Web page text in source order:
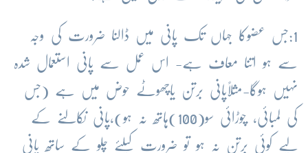
1:جس عضوکا جہاں تک پانی میں ڈالنا ضرورت کی وجہ
سے ہو اتنا معاف ہے- اس عمل سے پانی استعمال شدہ
نہیں ہوگا-مثلاًپانی برتن یاچھوٹے حوض میں ہے (جس
کی لمبائی، چوڑائی سو(100)ہاتھ نہ ہو)،پانی نکالنے کے
لیے کوئی برتن نہ ہو تو ضرورت کیلئے چلو کے ساتھ پانی